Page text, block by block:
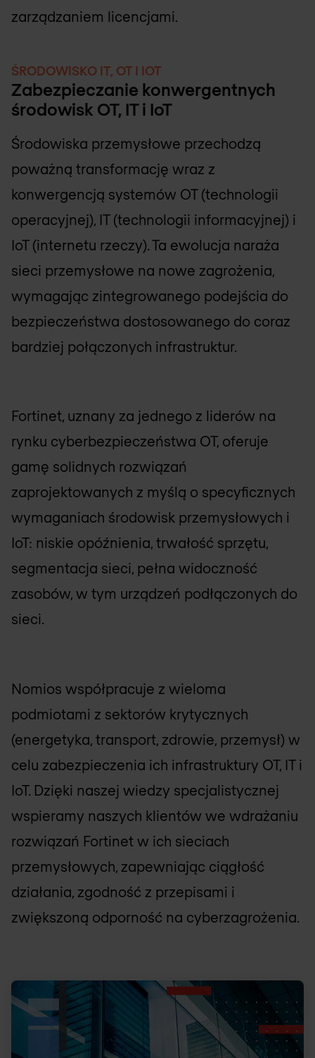
zarządzaniem licencjami.
ŚRODOWISKO IT, OT I IOT
Zabezpieczanie konwergentnych
środowisk OT, IT i IoT
Środowiska przemysłowe przechodzą
poważną transformację wraz z
konwergencją systemów OT (technologii
operacyjnej), IT (technologii informacyjnej) i
IoT (internetu rzeczy). Ta ewolucja naraża
sieci przemysłowe na nowe zagrożenia,
wymagając zintegrowanego podejścia do
bezpieczeństwa dostosowanego do coraz
bardziej połączonych infrastruktur.
Fortinet, uznany za jednego z liderów na
rynku cyberbezpieczeństwa OT, oferuje
gamę solidnych rozwiązań
zaprojektowanych z myślą o specyficznych
wymaganiach środowisk przemysłowych i
IoT: niskie opóźnienia, trwałość sprzętu,
segmentacja sieci, pełna widoczność
zasobów, w tym urządzeń podłączonych do
sieci.
Nomios współpracuje z wieloma
podmiotami z sektorów krytycznych
(energetyka, transport, zdrowie, przemysł) w
celu zabezpieczenia ich infrastruktury OT, IT i
IoT. Dzięki naszej wiedzy specjalistycznej
wspieramy naszych klientów we wdrażaniu
rozwiązań Fortinet w ich sieciach
przemysłowych, zapewniając ciągłość
działania, zgodność z przepisami i
zwiększoną odporność na cyberzagrożenia.